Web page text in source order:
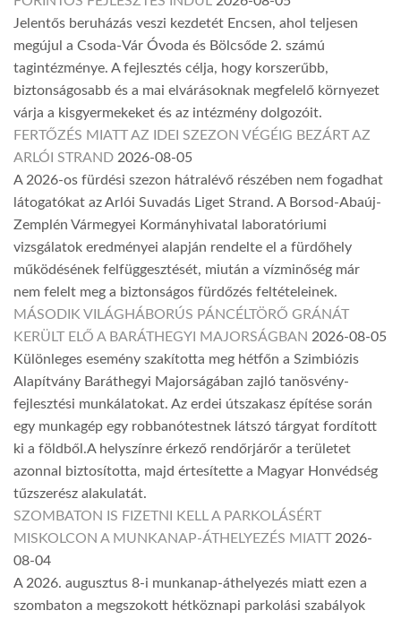
Jelentős beruházás veszi kezdetét Encsen, ahol teljesen
megújul a Csoda-Vár Óvoda és Bölcsőde 2. számú
tagintézménye. A fejlesztés célja, hogy korszerűbb,
biztonságosabb és a mai elvárásoknak megfelelő környezet
várja a kisgyermekeket és az intézmény dolgozóit.
FERTŐZÉS MIATT AZ IDEI SZEZON VÉGÉIG BEZÁRT AZ
ARLÓI STRAND 2026-08-05
A 2026-os fürdési szezon hátralévő részében nem fogadhat
látogatókat az Arlói Suvadás Liget Strand. A Borsod-Abaúj-
Zemplén Vármegyei Kormányhivatal laboratóriumi
vizsgálatok eredményei alapján rendelte el a fürdőhely
működésének felfüggesztését, miután a vízminőség már
nem felelt meg a biztonságos fürdőzés feltételeinek.
MÁSODIK VILÁGHÁBORÚS PÁNCÉLTÖRŐ GRÁNÁT
KERÜLT ELŐ A BARÁTHEGYI MAJORSÁGBAN 2026-08-05
Különleges esemény szakította meg hétfőn a Szimbiózis
Alapítvány Baráthegyi Majorságában zajló tanösvény-
fejlesztési munkálatokat. Az erdei útszakasz építése során
egy munkagép egy robbanótestnek látszó tárgyat fordított
ki a földből.A helyszínre érkező rendőrjárőr a területet
azonnal biztosította, majd értesítette a Magyar Honvédség
tűzszerész alakulatát.
SZOMBATON IS FIZETNI KELL A PARKOLÁSÉRT
MISKOLCON A MUNKANAP-ÁTHELYEZÉS MIATT 2026-
08-04
A 2026. augusztus 8-i munkanap-áthelyezés miatt ezen a
szombaton a megszokott hétköznapi parkolási szabályok